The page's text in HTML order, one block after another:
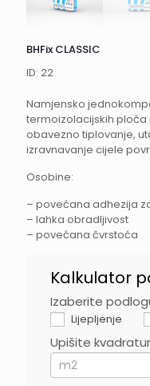
BHFix CLASSIC
ID: 22
Namjensko
termoizolacijskih
obavezno tiplovanje,
izravnavanje cijele
Osobine:
– povećana adhezija
– lahka obradljivost
– povećana čvrstoća
BHFix
Kalkulator
Izaberite
Lijepljenje
Upišite
If
you
are
human,
leave
this